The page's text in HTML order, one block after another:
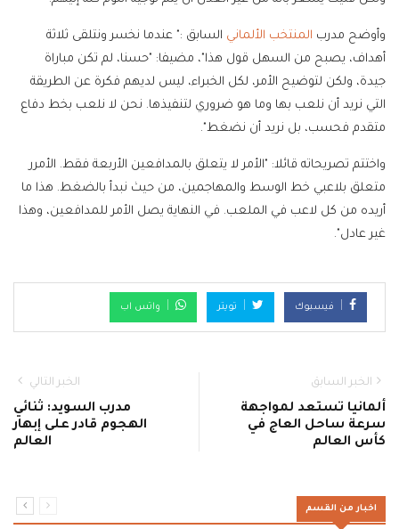
وأوضح مدرب المنتخب الألماني السابق :" عندما نخسر ونتلقى ثلاثة
أهداف، يصبح من السهل قول هذا"، مضيفا: "حسنا، لم تكن مباراة
جيدة، ولكن لتوضيح الأمر، لكل الخبراء، ليس لديهم فكرة عن الطريقة
التي نريد أن نلعب بها وما هو ضروري لتنفيذها. نحن لا نلعب بخط دفاع
متقدم فحسب، بل نريد أن نضغط".
واختتم تصريحاته قائلا: "الأمر لا يتعلق بالمدافعين الأربعة فقط. الأمرر
متعلق بلاعبي خط الوسط والمهاجمين، من حيث نبدأ بالضغط. هذا ما
أريده من كل لاعب في الملعب. في النهاية يصل الأمر للمدافعين، وهذا
غير عادل".
فيسبوك تويتر واتس اب
الخبر السابق
ألمانيا تستعد لمواجهة
سرعة ساحل العاج في
كأس العالم
الخبر التالي
مدرب السويد: ثنائي
الهجوم قادر على إبهار
العالم
اخبار من القسم